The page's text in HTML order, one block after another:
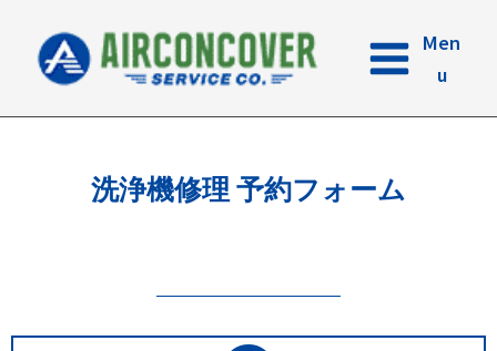
キ
Men
u
洗浄機修理 予約フォーム